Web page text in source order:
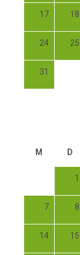
17 18
24 25
31
M D
1
7 8
14 15